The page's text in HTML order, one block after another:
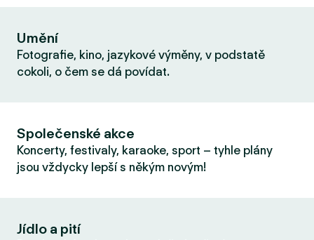
Umění
Fotografie, kino, jazykové výměny, v podstatě
cokoli, o čem se dá povídat.
Společenské akce
Koncerty, festivaly, karaoke, sport – tyhle plány
jsou vždycky lepší s někým novým!
Jídlo a pití